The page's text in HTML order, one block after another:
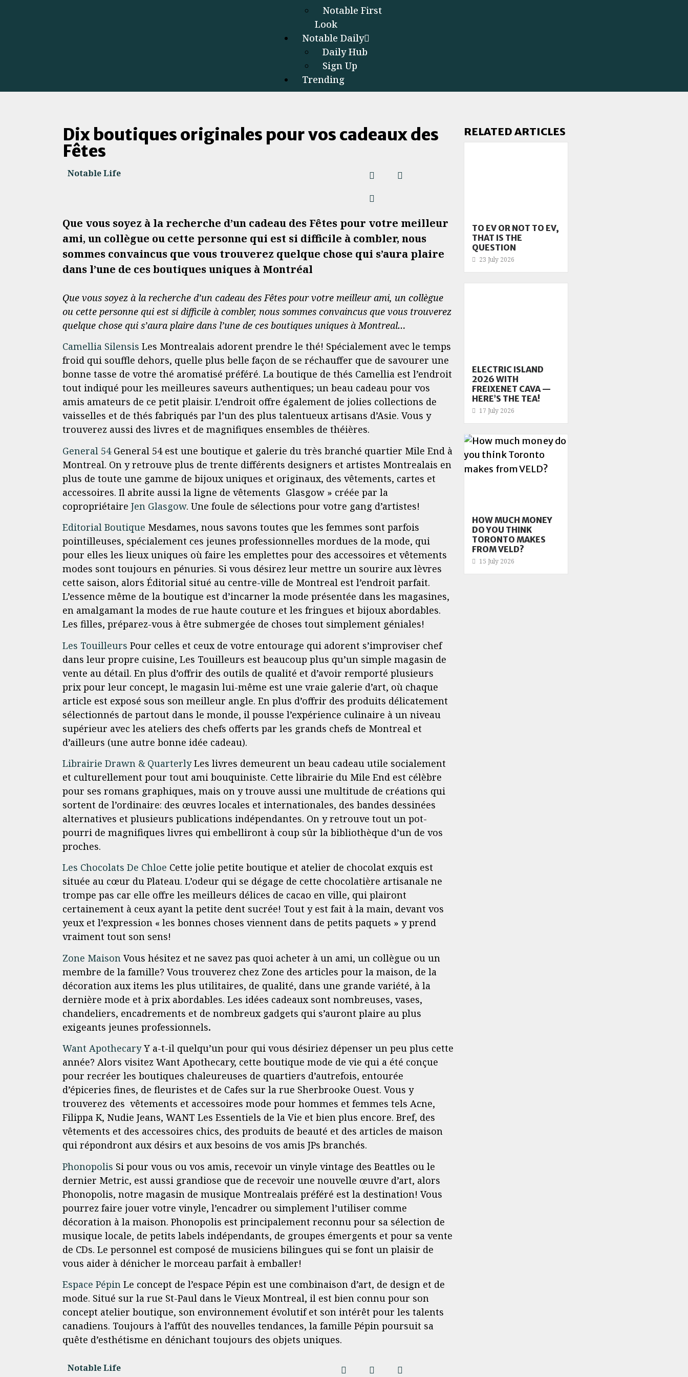
Notable First
Look
Notable Daily
Daily Hub
Sign Up
Trending
Dix boutiques originales pour vos cadeaux des
Fêtes
Notable Life
Que vous soyez à la recherche d’un cadeau des Fêtes pour votre meilleur
ami, un collègue ou cette personne qui est si difficile à combler, nous
sommes convaincus que vous trouverez quelque chose qui s’aura plaire
dans l’une de ces boutiques uniques à Montréal
Que vous soyez à la recherche d’un cadeau des Fêtes pour votre meilleur ami, un collègue
ou cette personne qui est si difficile à combler, nous sommes convaincus que vous trouverez
quelque chose qui s’aura plaire dans l’une de ces boutiques uniques à Montreal…
Camellia Silensis Les Montrealais adorent prendre le thé! Spécialement avec le temps
froid qui souffle dehors, quelle plus belle façon de se réchauffer que de savourer une
bonne tasse de votre thé aromatisé préféré. La boutique de thés Camellia est l’endroit
tout indiqué pour les meilleures saveurs authentiques; un beau cadeau pour vos
amis amateurs de ce petit plaisir. L’endroit offre également de jolies collections de
vaisselles et de thés fabriqués par l’un des plus talentueux artisans d’Asie. Vous y
trouverez aussi des livres et de magnifiques ensembles de théières.
General 54General 54 est une boutique et galerie du très branché quartier Mile End à
Montreal. On y retrouve plus de trente différents designers et artistes Montrealais en
plus de toute une gamme de bijoux uniques et originaux, des vêtements, cartes et
accessoires. Il abrite aussi la ligne de vêtements Glasgow » créée par la
copropriétaire Jen Glasgow. Une foule de sélections pour votre gang d’artistes!
Editorial Boutique Mesdames, nous savons toutes que les femmes sont parfois
pointilleuses, spécialement ces jeunes professionnelles mordues de la mode, qui
pour elles les lieux uniques où faire les emplettes pour des accessoires et vêtements
modes sont toujours en pénuries. Si vous désirez leur mettre un sourire aux lèvres
cette saison, alors Éditorial situé au centre-ville de Montreal est l’endroit parfait.
L’essence même de la boutique est d’incarner la mode présentée dans les magasines,
en amalgamant la modes de rue haute couture et les fringues et bijoux abordables.
Les filles, préparez-vous à être submergée de choses tout simplement géniales!
Les Touilleurs Pour celles et ceux de votre entourage qui adorent s’improviser chef
dans leur propre cuisine, Les Touilleurs est beaucoup plus qu’un simple magasin de
vente au détail. En plus d’offrir des outils de qualité et d’avoir remporté plusieurs
prix pour leur concept, le magasin lui-même est une vraie galerie d’art, où chaque
article est exposé sous son meilleur angle. En plus d’offrir des produits délicatement
sélectionnés de partout dans le monde, il pousse l’expérience culinaire à un niveau
supérieur avec les ateliers des chefs offerts par les grands chefs de Montreal et
d’ailleurs (une autre bonne idée cadeau).
Librairie Drawn & Quarterly Les livres demeurent un beau cadeau utile socialement
et culturellement pour tout ami bouquiniste. Cette librairie du Mile End est célèbre
pour ses romans graphiques, mais on y trouve aussi une multitude de créations qui
sortent de l’ordinaire: des œuvres locales et internationales, des bandes dessinées
alternatives et plusieurs publications indépendantes. On y retrouve tout un pot-
pourri de magnifiques livres qui embelliront à coup sûr la bibliothèque d’un de vos
proches.
Les Chocolats De Chloe Cette jolie petite boutique et atelier de chocolat exquis est
située au cœur du Plateau. L’odeur qui se dégage de cette chocolatière artisanale ne
trompe pas car elle offre les meilleurs délices de cacao en ville, qui plairont
certainement à ceux ayant la petite dent sucrée! Tout y est fait à la main, devant vos
yeux et l’expression « les bonnes choses viennent dans de petits paquets » y prend
vraiment tout son sens!
Zone Maison Vous hésitez et ne savez pas quoi acheter à un ami, un collègue ou un
membre de la famille? Vous trouverez chez Zone des articles pour la maison, de la
décoration aux items les plus utilitaires, de qualité, dans une grande variété, à la
dernière mode et à prix abordables. Les idées cadeaux sont nombreuses, vases,
chandeliers, encadrements et de nombreux gadgets qui s’auront plaire au plus
exigeants jeunes professionnels.
Want ApothecaryY a-t-il quelqu’un pour qui vous désiriez dépenser un peu plus cette
année? Alors visitez Want Apothecary, cette boutique mode de vie qui a été conçue
pour recréer les boutiques chaleureuses de quartiers d’autrefois, entourée
d’épiceries fines, de fleuristes et de Cafes sur la rue Sherbrooke Ouest. Vous y
trouverez des vêtements et accessoires mode pour hommes et femmes tels Acne,
Filippa K, Nudie Jeans, WANT Les Essentiels de la Vie et bien plus encore. Bref, des
vêtements et des accessoires chics, des produits de beauté et des articles de maison
qui répondront aux désirs et aux besoins de vos amis JPs branchés.
Phonopolis Si pour vous ou vos amis, recevoir un vinyle vintage des Beattles ou le
dernier Metric, est aussi grandiose que de recevoir une nouvelle œuvre d’art, alors
Phonopolis, notre magasin de musique Montrealais préféré est la destination! Vous
pourrez faire jouer votre vinyle, l’encadrer ou simplement l’utiliser comme
décoration à la maison. Phonopolis est principalement reconnu pour sa sélection de
musique locale, de petits labels indépendants, de groupes émergents et pour sa vente
de CDs. Le personnel est composé de musiciens bilingues qui se font un plaisir de
vous aider à dénicher le morceau parfait à emballer!
Espace Pépin Le concept de l’espace Pépin est une combinaison d’art, de design et de
mode. Situé sur la rue St-Paul dans le Vieux Montreal, il est bien connu pour son
concept atelier boutique, son environnement évolutif et son intérêt pour les talents
canadiens. Toujours à l’affût des nouvelles tendances, la famille Pépin poursuit sa
quête d’esthétisme en dénichant toujours des objets uniques.
Notable Life
RELATED ARTICLES
TO EV OR NOT TO EV,
THAT IS THE
QUESTION
23 July 2026
ELECTRIC ISLAND
2026 WITH
FREIXENET CAVA —
HERE’S THE TEA!
17 July 2026
HOW MUCH MONEY
DO YOU THINK
TORONTO MAKES
FROM VELD?
15 July 2026